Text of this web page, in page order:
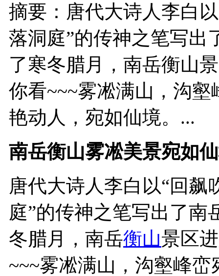
摘要：唐代大诗人李白
落洞庭”的传神之笔写出
了寒冬腊月，南岳衡山
你看~~~雾凇满山，沟
艳动人，宛如仙境。...
南岳衡山雾凇美景宛如
唐代大诗人李白以“回飙
庭”的传神之笔写出了南
冬腊月，南岳衡山景区
~~~雾凇满山，沟壑峰